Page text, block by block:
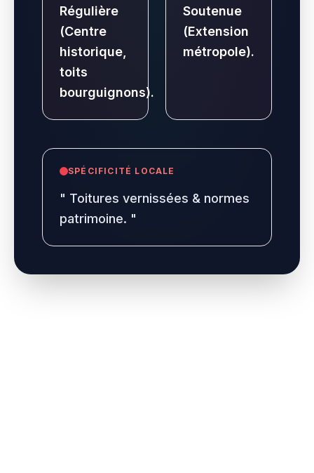
Régulière
(Centre
historique,
toits
bourguignons).
Soutenue
(Extension
métropole).
SPÉCIFICITÉ LOCALE
" Toitures vernissées & normes
patrimoine. "